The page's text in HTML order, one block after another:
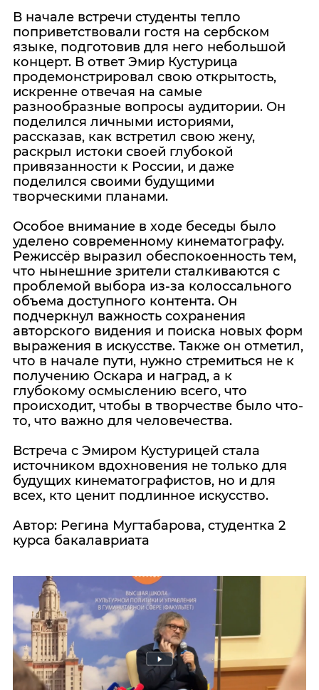
В начале встречи студенты тепло
поприветствовали гостя на сербском
языке, подготовив для него небольшой
концерт. В ответ Эмир Кустурица
продемонстрировал свою открытость,
искренне отвечая на самые
разнообразные вопросы аудитории. Он
поделился личными историями,
рассказав, как встретил свою жену,
раскрыл истоки своей глубокой
привязанности к России, и даже
поделился своими будущими
творческими планами.
Особое внимание в ходе беседы было
уделено современному кинематографу.
Режиссёр выразил обеспокоенность тем,
что нынешние зрители сталкиваются с
проблемой выбора из-за колоссального
объема доступного контента. Он
подчеркнул важность сохранения
авторского видения и поиска новых форм
выражения в искусстве. Также он отметил,
что в начале пути, нужно стремиться не к
получению Оскара и наград, а к
глубокому осмыслению всего, что
происходит, чтобы в творчестве было что-
то, что важно для человечества.
Встреча с Эмиром Кустурицей стала
источником вдохновения не только для
будущих кинематографистов, но и для
всех, кто ценит подлинное искусство.
Автор: Регина Мугтабарова, студентка 2
курса бакалавриата